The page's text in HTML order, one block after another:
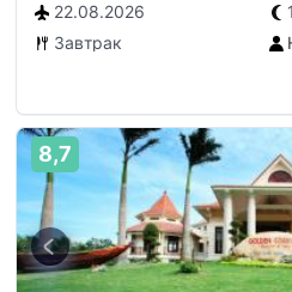
22.08.2026
Завтрак
8,7